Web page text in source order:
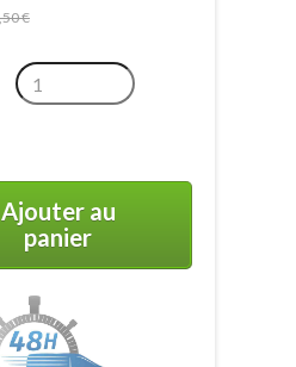
€
Ajouter au
panier